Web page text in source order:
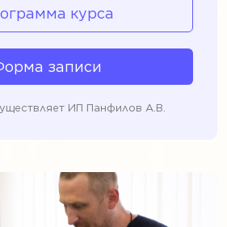
курса
записи
ИП Панфилов А.В.